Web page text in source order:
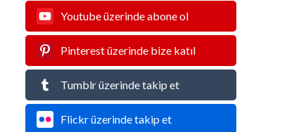
Youtube üzerinde abone ol
Pinterest üzerinde bize katıl
Tumblr üzerinde takip et
Flickr üzerinde takip et